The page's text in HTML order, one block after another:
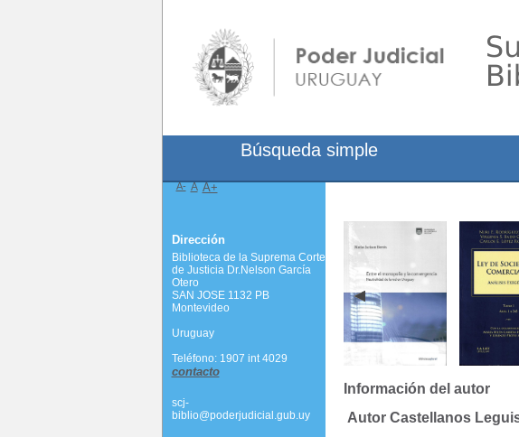
Información del autor
Autor Castellanos
Búsqueda simple
A- A A+
Dirección
Biblioteca de la Suprema Corte
de Justicia Dr.Nelson García
Otero
SAN JOSE 1132 PB
Montevideo
Uruguay
Teléfono: 1907 int 4029
contacto
scj-
biblio@poderjudicial.gub.uy